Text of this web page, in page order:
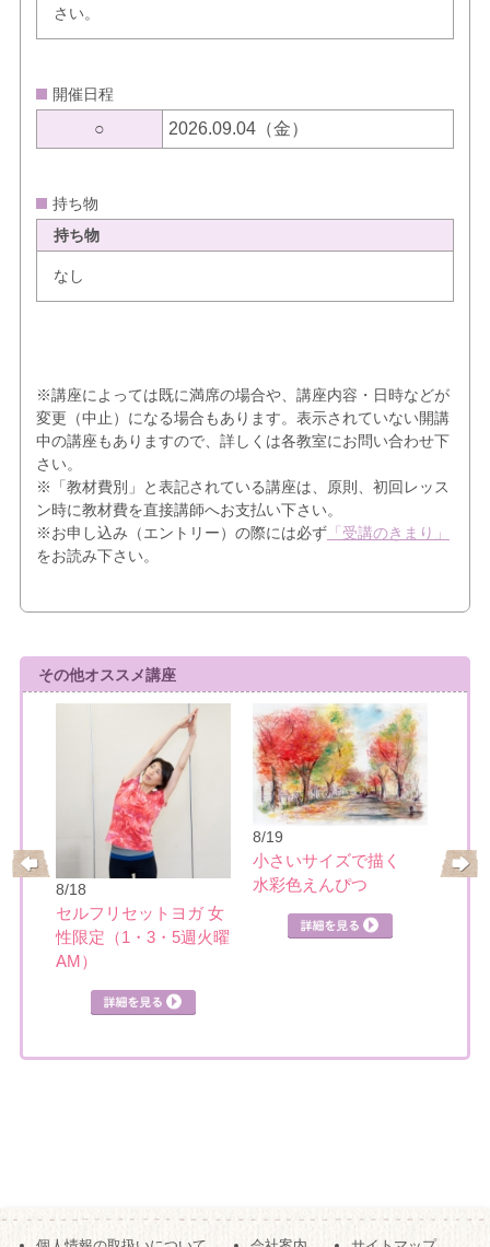
さい。
開催日程
○ 2026.09.04（金）
持ち物
持ち物
なし
※講座によっては既に満席の場合や、講座内容・日時などが
変更（中止）になる場合もあります。表示されていない開講
中の講座もありますので、詳しくは各教室にお問い合わせ下
さい。
※「教材費別」と表記されている講座は、原則、初回レッス
ン時に教材費を直接講師へお支払い下さい。
※お申し込み（エントリー）の際には必ず「受講のきまり」
をお読み下さい。
その他オススメ講座
8/18
セルフリセットヨガ 女
性限定（1・3・5週火曜
AM）
8/19
小さいサイズで描く
水彩色えんぴつ